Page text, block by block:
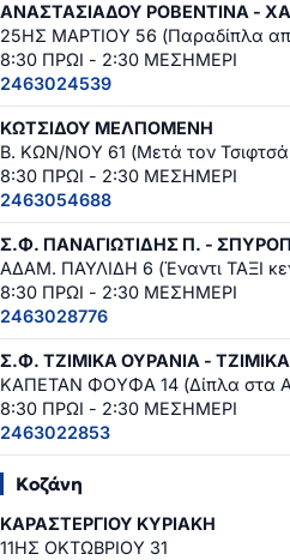
ΑΝΑΣΤΑΣΙΑΔΟΥ ΡΟΒΕΝΤΙΝΑ -
25ΗΣ ΜΑΡΤΙΟΥ 56 (Παραδίπλα
8:30 ΠΡΩΙ - 2:30 ΜΕΣΗΜΕΡΙ
2463024539
ΚΩΤΣΙΔΟΥ ΜΕΛΠΟΜΕΝΗ
Β. ΚΩΝ/ΝΟΥ 61 (Μετά τον
8:30 ΠΡΩΙ - 2:30 ΜΕΣΗΜΕΡΙ
2463054688
Σ.Φ. ΠΑΝΑΓΙΩΤΙΔΗΣ Π. -
ΑΔΑΜ. ΠΑΥΛΙΔΗ 6 (Έναντι ΤΑΞΙ
8:30 ΠΡΩΙ - 2:30 ΜΕΣΗΜΕΡΙ
2463028776
Σ.Φ. ΤΖΙΜΙΚΑ ΟΥΡΑΝΙΑ -
ΚΑΠΕΤΑΝ ΦΟΥΦΑ 14 (Δίπλα στα
8:30 ΠΡΩΙ - 2:30 ΜΕΣΗΜΕΡΙ
2463022853
Κοζάνη
ΚΑΡΑΣΤΕΡΓΙΟΥ ΚΥΡΙΑΚΗ
11ΗΣ ΟΚΤΩΒΡΙΟΥ 31